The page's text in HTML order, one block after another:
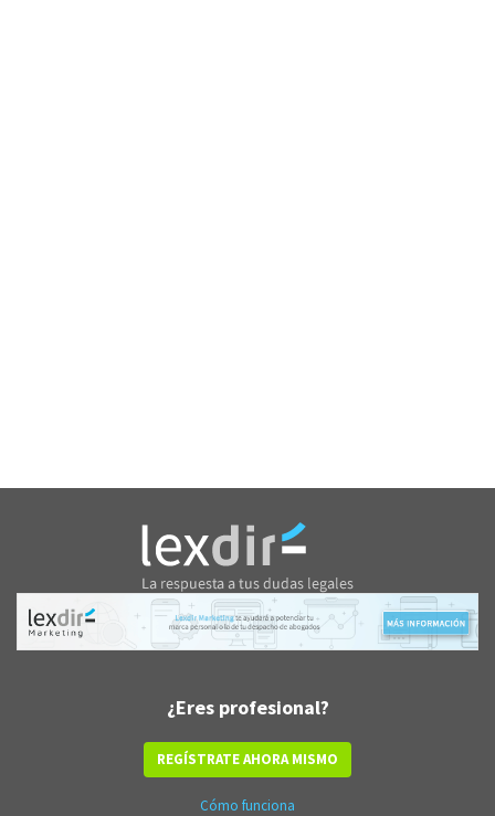
¿Eres profesional?
REGÍSTRATE AHORA MISMO
Cómo funciona